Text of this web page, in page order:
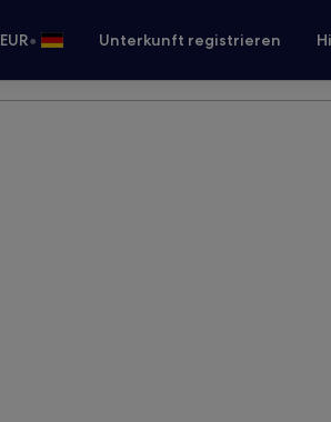
EUR• Unterkunft registrieren